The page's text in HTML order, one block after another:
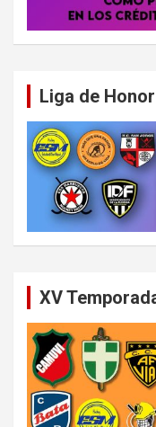
Liga de Honor
XV